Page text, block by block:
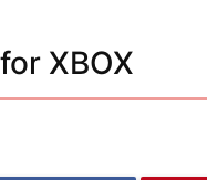
XBOX